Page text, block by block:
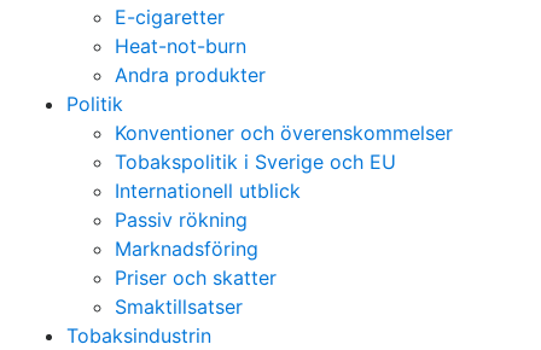
E-cigaretter
Heat-not-burn
Andra produkter
Politik
Konventioner och överenskommelser
Tobakspolitik i Sverige och EU
Internationell utblick
Passiv rökning
Marknadsföring
Priser och skatter
Smaktillsatser
Tobaksindustrin